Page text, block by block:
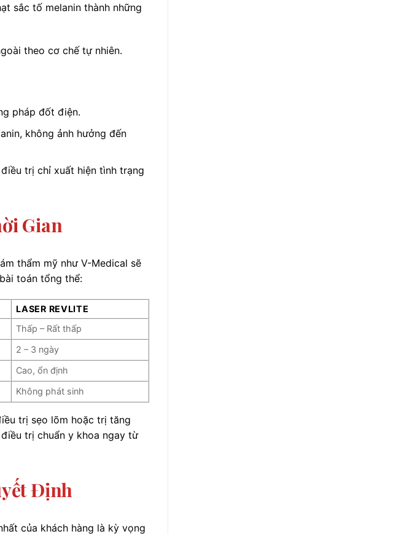
sắc tố melanin thành những
theo cơ chế tự nhiên.
pháp đốt điện.
không ảnh hưởng đến
trị chỉ xuất hiện tình trạng
Gian
thẩm mỹ như V-Medical sẽ
toán tổng thể:
LASER REVLITE
Thấp – Rất thấp
2 – 3 ngày
Cao, ổn định
Không phát sinh
trị sẹo lõm hoặc trị tăng
trị chuẩn y khoa ngay từ
Định
của khách hàng là kỳ vọng